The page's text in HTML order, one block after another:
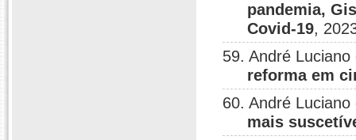
pandemia,
Covid-19,
59. André
reforma em
60. André
mais